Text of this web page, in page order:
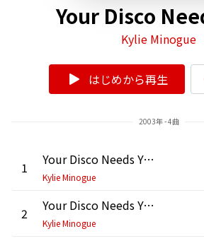
Your Disco
Kylie Minogue
はじめから再生
2003年 - 4曲
1 Your Disco Needs You
Kylie Minogue
2 Your Disco Needs You (German Almighty Radio Edit)
Kylie Minogue